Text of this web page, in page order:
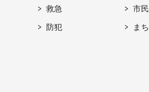
救急
防犯
市
ま